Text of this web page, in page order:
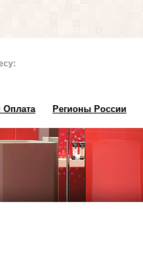
Оплата Регионы России